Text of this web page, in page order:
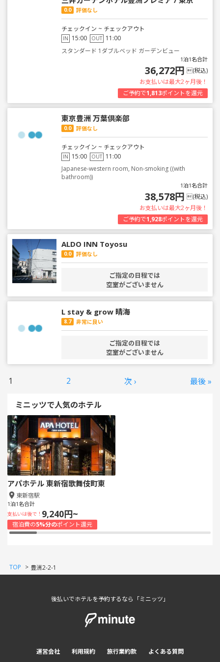
0.0 評価なし
チェックイン ~ チェックアウト
IN 15:00 OUT 11:00
スタンダード 1ダブルベッド ガーデンビュー
1泊1名合計
36,272円 (税込)
お支払いは最大2ヶ月後！
ご予約で1,813ポイントを還元
東京豊洲 万葉倶楽部
0.0 評価なし
チェックイン ~ チェックアウト
IN 15:00 OUT 11:00
Japanese-western room, Non-smoking ((with
bathroom))
1泊1名合計
38,578円 (税込)
お支払いは最大2ヶ月後！
ご予約で1,928ポイントを還元
ALDO INN Toyosu
0.0 評価なし
ご指定の日程では
空室がございません
L stay & grow 晴海
8.7 非常に良い
ご指定の日程では
空室がございません
1 2 次 › 最後 »
ミニッツで人気のホテル
アパホテル 東新宿歌舞伎町東
東新宿駅
1泊1名合計
支払いは後で！ 9,240円~
宿泊費の5%分のポイント還元
TOP > 豊洲2-2-1
後払いでホテルを予約するなら「ミニッツ」
運営会社 利用規約 旅行業約款
よくある質問